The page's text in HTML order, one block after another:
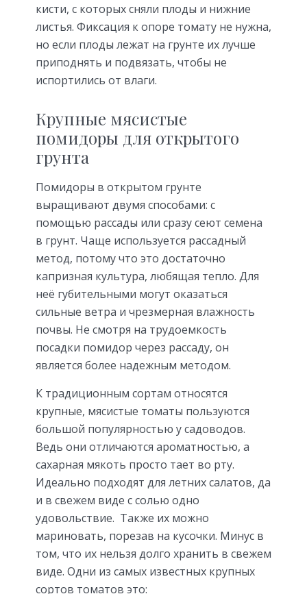
кисти, с которых сняли плоды и нижние
листья. Фиксация к опоре томату не нужна,
но если плоды лежат на грунте их лучше
приподнять и подвязать, чтобы не
испортились от влаги.
Крупные мясистые
помидоры для открытого
грунта
Помидоры в открытом грунте
выращивают двумя способами: с
помощью рассады или сразу сеют семена
в грунт. Чаще используется рассадный
метод, потому что это достаточно
капризная культура, любящая тепло. Для
неё губительными могут оказаться
сильные ветра и чрезмерная влажность
почвы. Не смотря на трудоемкость
посадки помидор через рассаду, он
является более надежным методом.
К традиционным сортам относятся
крупные, мясистые томаты пользуются
большой популярностью у садоводов.
Ведь они отличаются ароматностью, а
сахарная мякоть просто тает во рту.
Идеально подходят для летних салатов, да
и в свежем виде с солью одно
удовольствие. Также их можно
мариновать, порезав на кусочки. Минус в
том, что их нельзя долго хранить в свежем
виде. Одни из самых известных крупных
сортов томатов это: